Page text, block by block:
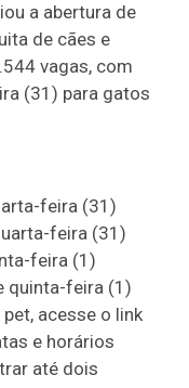
a abertura de
de cães e
vagas, com
(31) para gatos
feira (31)
feira (31)
feira (1)
quinta-feira (1)
acesse o link
e horários
até dois